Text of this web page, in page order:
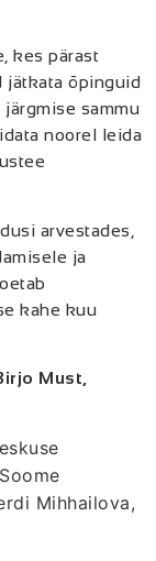
kes pärast
jätkata õpinguid
sammu
noorel leida
arvestades,
ja
kahe kuu
Must,
Mihhailova,